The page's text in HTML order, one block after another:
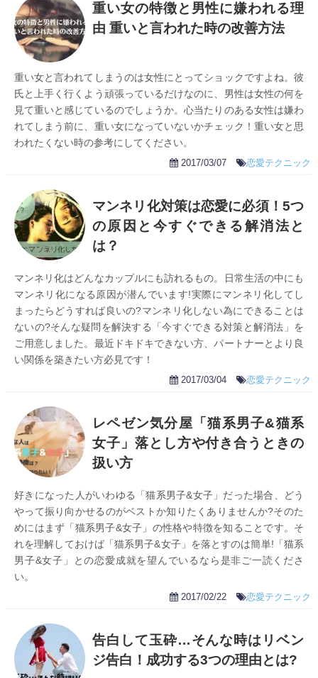
重い女の特徴と男性に嫌われる理
由 重いと言われた時の改善方法
重い女と言われてしまうのは女性にとってショックですよね。彼
氏と上手く行くよう頑張っているだけなのに、男性は女性の何を
見て重いと感じているのでしょうか。心当たりのある女性は嫌わ
れてしまう前に、重い女になっていないかチェック！重い女と思
われたくない時の参考にしてください。
2017/03/07 恋愛テクニック
マンネリ化対策は恋愛に必須！5つ
の原因と今すぐできる解消法と
は？
マンネリ化はどんなカップルにも訪れるもの。日常生活の中にも
マンネリ化になる原因が潜んでいます!実際にマンネリ化してし
まったらどうすれば良いの?マンネリ化しない為にできることは
ないの?そんな疑問を解決する「今すぐできる対策と解消法」を
ご用意しました。最近ドキドキできない方、パートナーとより良
い関係を築きたい方必見です！
2017/03/04 恋愛テクニック
レペゼン気分屋「猫系男子&猫系
女子」落とし方や付き合うときの
扱い方
好きになった人がいわゆる「猫系男子&女子」だった場合、どう
やって振り向かせるのがベストか知りたくありませんか?そのた
めにはまず「猫系男子&女子」の性格や特徴を知ることです。そ
れを理解しておけば「猫系男子&女子」を落とすのは簡単!「猫系
男子&女子」との恋愛成就を望んでいるなら是非ご一読くださ
い。
2017/02/22 恋愛テクニック
告白して玉砕…そんな時はリベン
ジ告白！成功する3つの理由とは?